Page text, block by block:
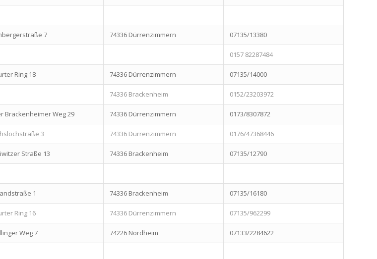
7 74336 Dürrenzimmern 07135/13380
0157 82287484
Ring 18 74336 Dürrenzimmern 07135/14000
74336 Brackenheim 0152/23203972
Brackenheimer Weg 29 74336 Dürrenzimmern 0173/8307872
3 74336 Dürrenzimmern 0176/47368446
Straße 13 74336 Brackenheim 07135/12790
1 74336 Brackenheim 07135/16180
Ring 16 74336 Dürrenzimmern 07135/962299
Weg 7 74226 Nordheim 07133/2284622